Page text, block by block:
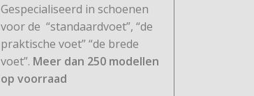
Gespecialiseerd in schoenen
voor de “standaardvoet”, “de
praktische voet” “de brede
voet”. Meer dan 250 modellen
op voorraad